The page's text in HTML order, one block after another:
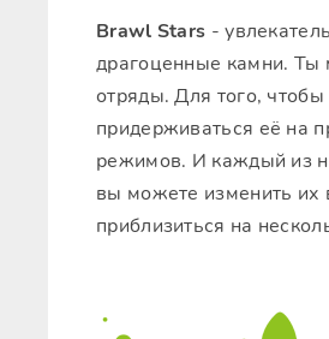
Brawl Stars -
драгоценные камни. Ты
отряды. Для того,
придерживаться её на
режимов. И каждый из
вы можете изменить их
приблизиться на